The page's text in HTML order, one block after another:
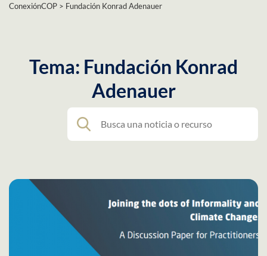
ConexiónCOP > Fundación Konrad Adenauer
Tema: Fundación Konrad
Adenauer